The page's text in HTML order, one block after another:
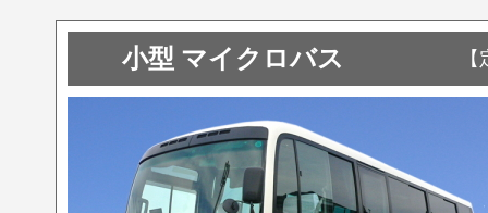
小型 マイクロバス